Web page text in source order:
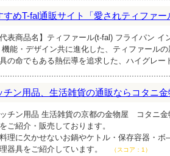
すめT-fal通販サイト「愛されティファー
代表商品名】ティファール(t-fal) フライパン
機能・デザイン共に進化した、ティファール
の命でもある熱伝導を追求した、ハイグレー
チン用品、生活雑貨の通販ならコタニ金
チン用品 生活雑貨の京都の金物屋 コタニ金
ご紹介・販売しております。
理に欠かせないお鍋やケトル・保存容器・
器具をご紹介しています。
（スコア：1）